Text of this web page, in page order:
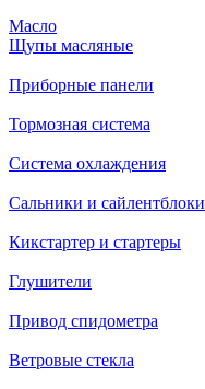
Масло
Щупы масляные
Приборные панели
Тормозная система
Система охлаждения
Сальники и сайлентблоки
Кикстартер и стартеры
Глушители
Привод спидометра
Ветровые стекла